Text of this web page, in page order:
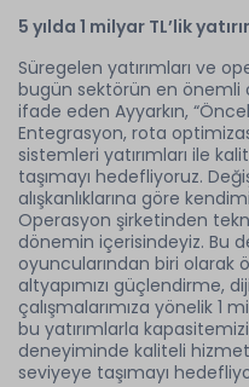
5 yılda 1 milyar TL’lik
Süregelen yatırımları ve
bugün sektörün en önemli
ifade eden Ayyarkın,
Entegrasyon, rota
sistemleri yatırımları ile
taşımayı hedefliyoruz.
alışkanlıklarına göre
Operasyon şirketinden
dönemin içerisindeyiz. Bu
oyuncularından biri olarak
altyapımızı güçlendirme,
çalışmalarımıza yönelik 1
bu yatırımlarla
deneyiminde kaliteli hizmet
seviyeye taşımayı